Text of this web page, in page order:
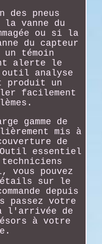
des pneus
vanne du
ou si la
du capteur
témoin
alerte le
outil analyse
produit un
facilement
gamme de
mis à
de
essentiel
vous pouvez
sur le
depuis
passez votre
l'arrivée de
à votre